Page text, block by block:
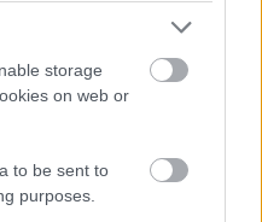
storage
on web or
to be sent to
purposes.